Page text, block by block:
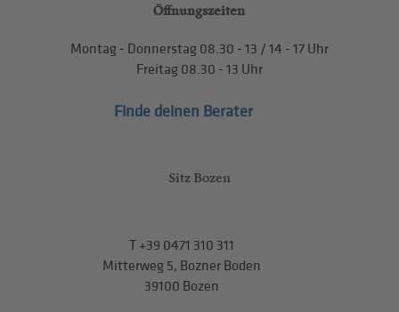
Öffnungszeiten
Montag - Donnerstag 08.30 - 13 / 14 - 17 Uhr
Freitag 08.30 - 13 Uhr
Finde deinen Berater
Sitz Bozen
T+39 0471 310 311
Mitterweg 5, Bozner Boden
39100 Bozen